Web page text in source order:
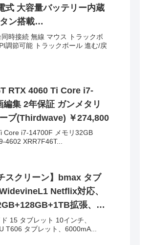
式 大容量バッテリー内蔵
ン搭載
新登場】 ProtoArc
時接続 無線 マウス トラックボ
調節可能 トラックボール 進む/戻
RTX 4060 Ti Core i7-
集 2年保証 ガンメタリ
ブ(Thirdwave) ￥274,800
Core i7-14700F メモリ32GB
4602 XRR7F46T...
スクリーン】bmax タブ
Netflix対応、
拡張、タ
+GMS+GPS+顔認識
15 タブレット 10インチ、
T606 タブレット、6000mA...